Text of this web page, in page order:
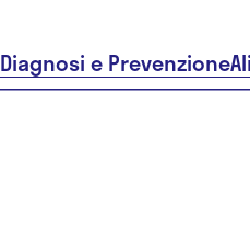
Diagnosi e Prevenzione